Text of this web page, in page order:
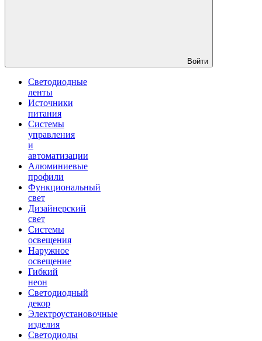
Войти
Светодиодные
ленты
Источники
питания
Системы
управления
и
автоматизации
Алюминиевые
профили
Функциональный
свет
Дизайнерский
свет
Системы
освещения
Наружное
освещение
Гибкий
неон
Светодиодный
декор
Электроустановочные
изделия
Светодиоды